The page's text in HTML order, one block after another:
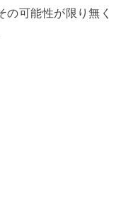
の可能性が限り無く